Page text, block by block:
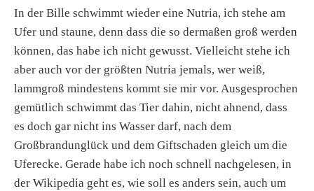
In der Bille schwimmt wieder eine Nutria, ich stehe am
Ufer und staune, denn dass die so dermaßen groß werden
können, das habe ich nicht gewusst. Vielleicht stehe ich
aber auch vor der größten Nutria jemals, wer weiß,
lammgroß mindestens kommt sie mir vor. Ausgesprochen
gemütlich schwimmt das Tier dahin, nicht ahnend, dass
es doch gar nicht ins Wasser darf, nach dem
Großbrandunglück und dem Giftschaden gleich um die
Uferecke. Gerade habe ich noch schnell nachgelesen, in
der Wikipedia geht es, wie soll es anders sein, auch um